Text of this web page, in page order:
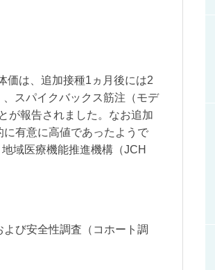
価は、追加接種1ヵ月後には2
スパイクバックス筋注（モデ
が報告されました。なお追加
有意に高値であったようで
域医療機能推進機構（JCH
び安全性調査（コホート調